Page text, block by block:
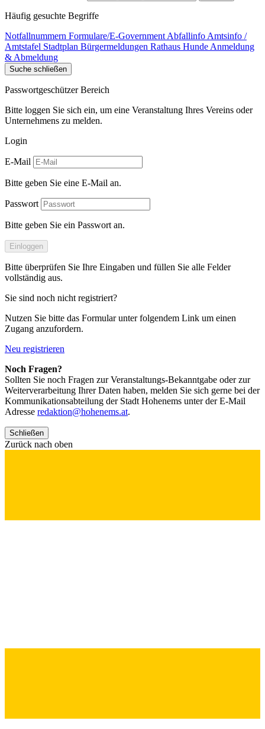
Häufig gesuchte Begriffe
Notfallnummern Formulare/E-Government Abfallinfo Amtsinfo /
Amtstafel Stadtplan Bürgermeldungen Rathaus Hunde Anmeldung
& Abmeldung
Suche schließen
Passwortgeschützer Bereich
Bitte loggen Sie sich ein, um eine Veranstaltung Ihres Vereins oder
Unternehmens zu melden.
Login
E-Mail
Bitte geben Sie eine E-Mail an.
Passwort
Bitte geben Sie ein Passwort an.
Einloggen
Bitte überprüfen Sie Ihre Eingaben und füllen Sie alle Felder
vollständig aus.
Sie sind noch nicht registriert?
Nutzen Sie bitte das Formular unter folgendem Link um einen
Zugang anzufordern.
Neu registrieren
Noch Fragen?
Sollten Sie noch Fragen zur Veranstaltungs-Bekanntgabe oder zur
Weiterverarbeitung Ihrer Daten haben, melden Sie sich gerne bei der
Kommunikationsabteilung der Stadt Hohenems unter der E-Mail
Adresse redaktion@hohenems.at.
Schließen
Zurück nach oben